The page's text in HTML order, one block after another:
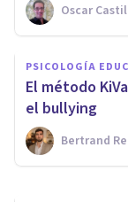
Oscar
PSICOLOGÍA
El método
el bullying
Bertrand
Las 7
Joaquín